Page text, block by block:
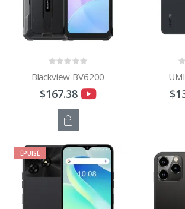
Blackview BV6200
$167.38
ÉPUISÉ
ÉPUISÉ